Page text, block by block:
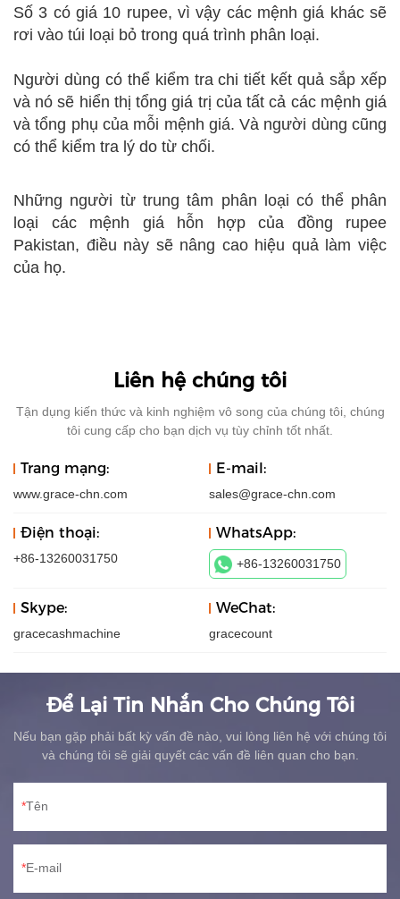
Số 3 có giá 10 rupee, vì vậy các mệnh giá khác sẽ
rơi vào túi loại bỏ trong quá trình phân loại.
Người dùng có thể kiểm tra chi tiết kết quả sắp xếp
và nó sẽ hiển thị tổng giá trị của tất cả các mệnh giá
và tổng phụ của mỗi mệnh giá. Và người dùng cũng
có thể kiểm tra lý do từ chối.
Những người từ trung tâm phân loại có thể phân
loại các mệnh giá hỗn hợp của đồng rupee
Pakistan, điều này sẽ nâng cao hiệu quả làm việc
của họ.
Liên hệ chúng tôi
Tận dụng kiến ​​thức và kinh nghiệm vô song của chúng tôi, chúng
tôi cung cấp cho bạn dịch vụ tùy chỉnh tốt nhất.
Trang mạng:
www.grace-chn.com
E-mail:
sales@grace-chn.com
Điện thoại:
+86-13260031750
WhatsApp:
+86-13260031750
Skype:
gracecashmachine
WeChat:
gracecount
Để Lại Tin Nhắn Cho Chúng Tôi
Nếu bạn gặp phải bất kỳ vấn đề nào, vui lòng liên hệ với chúng tôi
và chúng tôi sẽ giải quyết các vấn đề liên quan cho bạn.
Tên
E-mail